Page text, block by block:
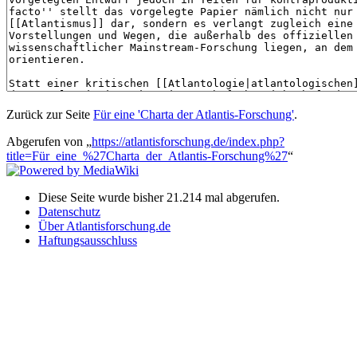
Zurück zur Seite Für eine 'Charta der Atlantis-Forschung'.
Abgerufen von „https://atlantisforschung.de/index.php?
title=Für_eine_%27Charta_der_Atlantis-Forschung%27“
Diese Seite wurde bisher 21.214 mal abgerufen.
Datenschutz
Über Atlantisforschung.de
Haftungsausschluss